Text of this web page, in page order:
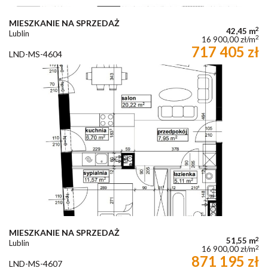
MIESZKANIE NA SPRZEDAŻ
Lublin 42,45 m2
16 900,00 zł/m2
LND-MS-4604 717 405 zł
MIESZKANIE NA SPRZEDAŻ
Lublin 51,55 m2
16 900,00 zł/m2
LND-MS-4607 871 195 zł